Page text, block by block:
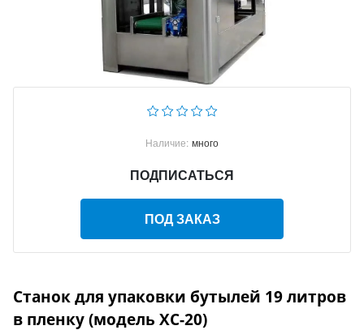
Наличие: много
ПОДПИСАТЬСЯ
ПОД ЗАКАЗ
Станок для упаковки бутылей 19 литров
в пленку (модель XC-20)